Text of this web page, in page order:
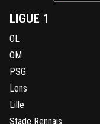
LIGUE 1
OL
OM
PSG
Lens
Lille
Stade Rennais